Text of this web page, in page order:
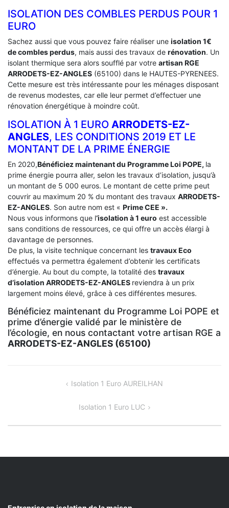
ISOLATION DES COMBLES PERDUS POUR 1
EURO
Sachez aussi que vous pouvez faire réaliser une isolation 1€
de combles perdus, mais aussi des travaux de rénovation. Un
isolant thermique sera alors soufflé par votre artisan RGE
ARRODETS-EZ-ANGLES (65100) dans le HAUTES-PYRENEES.
Cette mesure est très intéressante pour les ménages disposant
de revenus modestes, car elle leur permet d’effectuer une
rénovation énergétique à moindre coût.
ISOLATION À 1 EURO ARRODETS-EZ-
ANGLES, LES CONDITIONS 2019 ET LE
MONTANT DE LA PRIME ÉNERGIE
En 2020,Bénéficiez maintenant du Programme Loi POPE, la
prime énergie pourra aller, selon les travaux d’isolation, jusqu’à
un montant de 5 000 euros. Le montant de cette prime peut
couvrir au maximum 20 % du montant des travaux ARRODETS-
EZ-ANGLES. Son autre nom est « Prime CEE ».
Nous vous informons que l‘isolation à 1 euro est accessible
sans conditions de ressources, ce qui offre un accès élargi à
davantage de personnes.
De plus, la visite technique concernant les travaux Eco
effectués va permettra également d’obtenir les certificats
d’énergie. Au bout du compte, la totalité des travaux
d’isolation ARRODETS-EZ-ANGLES reviendra à un prix
largement moins élevé, grâce à ces différentes mesures.
Bénéficiez maintenant du Programme Loi POPE et
prime d’énergie validé par le ministère de
l’écologie, en nous contactant votre artisan RGE a
ARRODETS-EZ-ANGLES (65100)
NAVIGATION Isolation 1 Euro AUREILHAN
Isolation 1 Euro LUC